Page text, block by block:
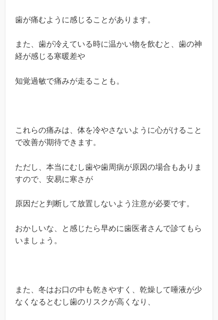
歯が痛むように感じることがあります。
また、歯が冷えている時に温かい物を飲むと、歯の神
経が感じる寒暖差や
知覚過敏で痛みが走ることも。
これらの痛みは、体を冷やさないように心がけること
で改善が期待できます。
ただし、本当にむし歯や歯周病が原因の場合もありま
すので、安易に寒さが
原因だと判断して放置しないよう注意が必要です。
おかしいな、と感じたら早めに歯医者さんで診てもら
いましょう。
また、冬はお口の中も乾きやすく、乾燥して唾液が少
なくなるとむし歯のリスクが高くなり、